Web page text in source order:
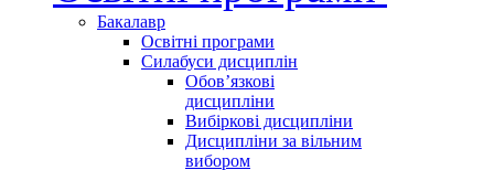
Бакалавр
Освітні програми
Силабуси дисциплін
Обов’язкові
дисципліни
Вибіркові дисципліни
Дисципліни за вільним
вибором